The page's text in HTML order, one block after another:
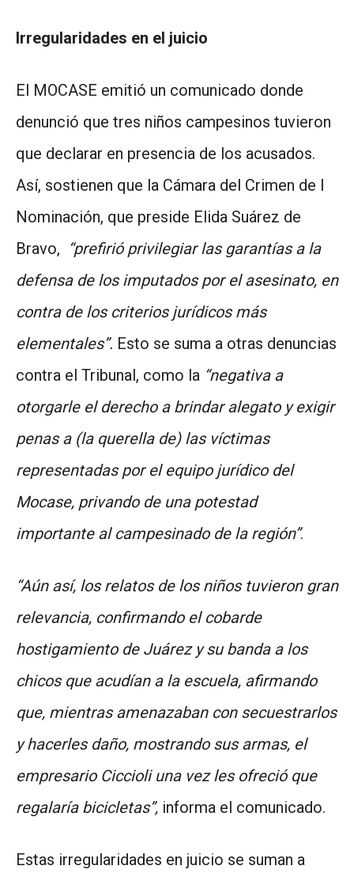
Irregularidades en el juicio
El MOCASE emitió un comunicado donde
denunció que tres niños campesinos tuvieron
que declarar en presencia de los acusados.
Así, sostienen que la Cámara del Crimen de I
Nominación, que preside Elida Suárez de
Bravo, “prefirió privilegiar las garantías a la
defensa de los imputados por el asesinato, en
contra de los criterios jurídicos más
elementales”. Esto se suma a otras denuncias
contra el Tribunal, como la “negativa a
otorgarle el derecho a brindar alegato y exigir
penas a (la querella de) las víctimas
representadas por el equipo jurídico del
Mocase, privando de una potestad
importante al campesinado de la región”.
“Aún así, los relatos de los niños tuvieron gran
relevancia, confirmando el cobarde
hostigamiento de Juárez y su banda a los
chicos que acudían a la escuela, afirmando
que, mientras amenazaban con secuestrarlos
y hacerles daño, mostrando sus armas, el
empresario Ciccioli una vez les ofreció que
regalaría bicicletas”, informa el comunicado.
Estas irregularidades en juicio se suman a